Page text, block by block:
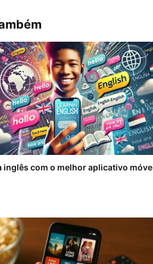
inglês com o melhor aplicativo